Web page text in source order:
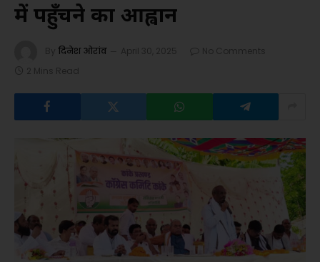
में पहुँचने का आह्वान
By दिनेश ओरांव April 30, 2025
No Comments
2 Mins Read